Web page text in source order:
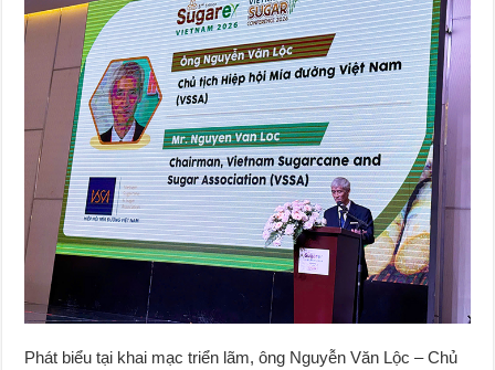
Phát biểu tại khai mạc triển lãm, ông Nguyễn Văn Lộc – Chủ